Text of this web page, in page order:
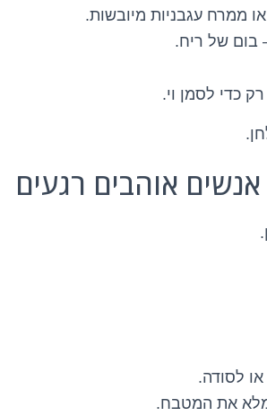
ממרח עגבניות מיובשות.
בום של ריח.
כדי לסמן וי.
לסודה.
את המטבח.